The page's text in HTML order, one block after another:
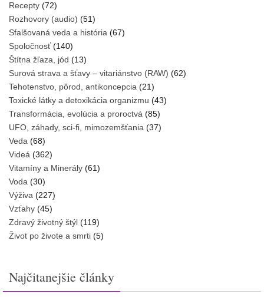
Recepty (72)
Rozhovory (audio) (51)
Sfalšovaná veda a história (67)
Spoločnosť(140)
Štítna žľaza, jód (13)
Surová strava a šťavy – vitariánstvo (RAW) (62)
Tehotenstvo, pôrod, antikoncepcia (21)
Toxické látky a detoxikácia organizmu (43)
Transformácia, evolúcia a proroctvá (85)
UFO, záhady, sci-fi, mimozemšťania (37)
Veda (68)
Videá (362)
Vitamíny a Minerály (61)
Voda (30)
Výživa (227)
Vzťahy (45)
Zdravý životný štýl (119)
Život po živote a smrti (5)
Najčitanejšie články